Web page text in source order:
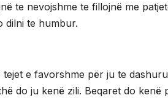
te nevojshme te fillojnë me
dilni te humbur.
tejet e favorshme për ju te
do ju kenë zili. Beqaret do